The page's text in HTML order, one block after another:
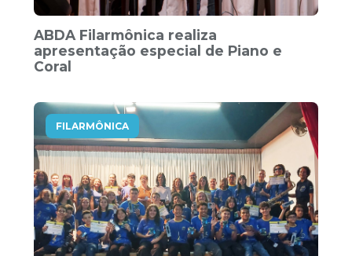
ABDA Filarmônica realiza
apresentação especial de Piano e
Coral
FILARMÔNICA